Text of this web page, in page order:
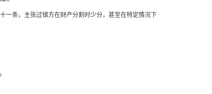
一条，主张过错方在财产分割时少分，甚至在特定情况下